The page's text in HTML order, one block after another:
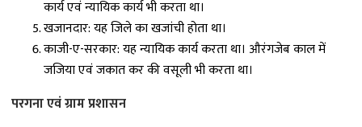
कार्य एवं न्यायिक कार्य भी करता था।
खजानदार: यह जिले का खजांची होता था।
काजी-ए-सरकार: यह न्यायिक कार्य करता था। औरंगजेब काल में
जजिया एवं जकात कर की वसूली भी करता था।
परगना एवं ग्राम प्रशासन